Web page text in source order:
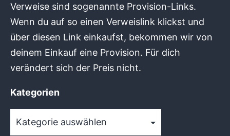
Verweise sind sogenannte Provision-Links.
Wenn du auf so einen Verweislink klickst und
über diesen Link einkaufst, bekommen wir von
deinem Einkauf eine Provision. Für dich
verändert sich der Preis nicht.
Kategorien
Kategorien